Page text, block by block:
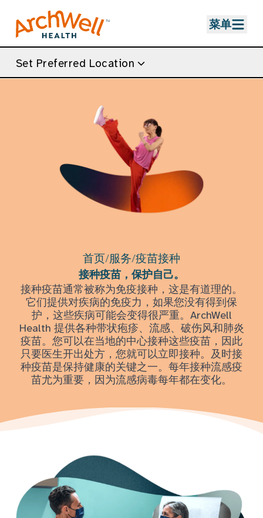
菜单
Set Preferred Location
首页/服务/疫苗接种
接种疫苗，保护自己。
接种疫苗通常被称为免疫接种，这是有道理的。
它们提供对疾病的免疫力，如果您没有得到保
护，这些疾病可能会变得很严重。ArchWell
Health 提供各种带状疱疹、流感、破伤风和肺炎
疫苗。您可以在当地的中心接种这些疫苗，因此
只要医生开出处方，您就可以立即接种。及时接
种疫苗是保持健康的关键之一。每年接种流感疫
苗尤为重要，因为流感病毒每年都在变化。